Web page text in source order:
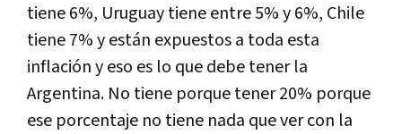
tiene 6%, Uruguay tiene entre 5% y 6%, Chile
tiene 7% y están expuestos a toda esta
inflación y eso es lo que debe tener la
Argentina. No tiene porque tener 20% porque
ese porcentaje no tiene nada que ver con la